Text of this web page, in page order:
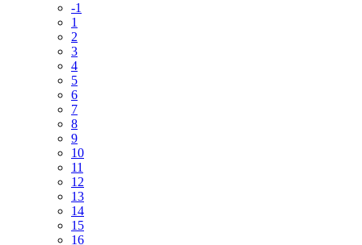
-1
1
2
3
4
5
6
7
8
9
10
11
12
13
14
15
16